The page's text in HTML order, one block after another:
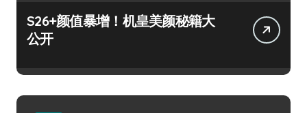
S26+颜值暴增！机皇美颜秘籍大
公开